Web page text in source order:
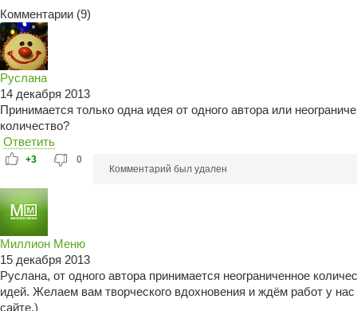
Комментарии (9)
Руслана
14 декабря 2013
Принимается только одна идея от одного автора или
количество?
Ответить
+3
0
Комментарий был удален
Миллион Меню
15 декабря 2013
Руслана, от одного автора принимается неограниченное
идей. Желаем вам творческого вдохновения и ждём работ у нас
сайте.)